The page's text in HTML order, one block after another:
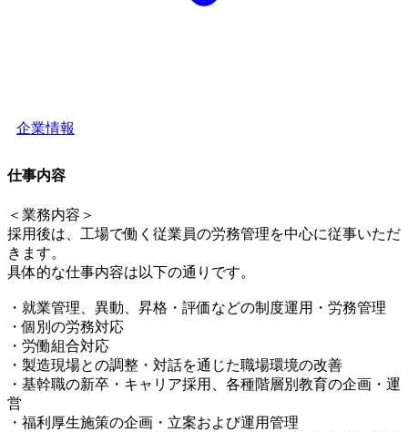
企業情報
仕事内容
＜業務内容＞
採用後は、工場で働く従業員の労務管理を中心に従事いただ
きます。
具体的な仕事内容は以下の通りです。
・就業管理、異動、昇格・評価などの制度運用・労務管理
・個別の労務対応
・労働組合対応
・製造現場との調整・対話を通じた職場環境の改善
・基幹職の新卒・キャリア採用、各種階層別教育の企画・運
営
・福利厚生施策の企画・立案および運用管理